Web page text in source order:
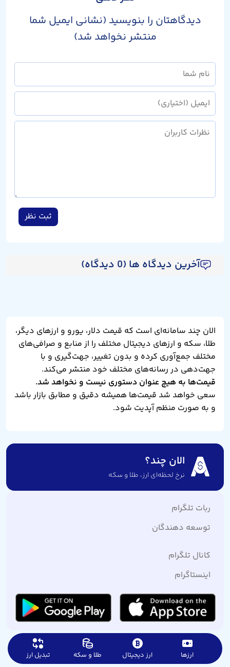
ارزها ارز دیجیتال طلا و سکه تبدیل ارز
دیدگاهتان را بنویسید (نشانی ایمیل شما
منتشر نخواهد شد)
ثبت نظر
آخرین دیدگاه ها (0 دیدگاه)
الان چند سامانه‌ای است که قیمت دلار، یورو و ارزهای دیگر،
طلا، سکه و ارزهای دیجیتال مختلف را از منابع و صرافی‌های
مختلف جمع‌آوری کرده و بدون تغییر، جهت‌گیری و با
جهت‌دهی در رسانه‌های مختلف خود منتشر می‌کند.
قیمت‌ها به هیچ عنوان دستوری نیست و نخواهد شد.
سعی خواهد شد قیمت‌ها همیشه دقیق و مطابق بازار باشد
و به صورت منظم آپدیت شود.
الان چند؟
نرخ لحظه‌ای ارز،‌ طلا و سکه
ربات تلگرام
توسعه دهندگان
کانال تلگرام
اینستاگرام